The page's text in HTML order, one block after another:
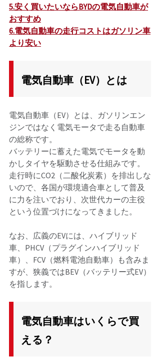
5.安く買いたいならBYDの電気自動車が
おすすめ
6.電気自動車の走行コストはガソリン車
より安い
電気自動車（EV）とは
電気自動車（EV）とは、ガソリンエン
ジンではなく電気モータで走る自動車
の総称です。
バッテリーに蓄えた電気でモータを動
かしタイヤを駆動させる仕組みです。
走行時にCO2（二酸化炭素）を排出しな
いので、各国が環境適合車として普及
に力を注いでおり、次世代カーの主役
という位置づけになってきました。
なお、広義のEVには、ハイブリッド
車、PHCV（プラグインハイブリッド
車）、FCV（燃料電池自動車）も含みま
すが、狭義ではBEV（バッテリー式EV）
を指します。
電気自動車はいくらで買
える？